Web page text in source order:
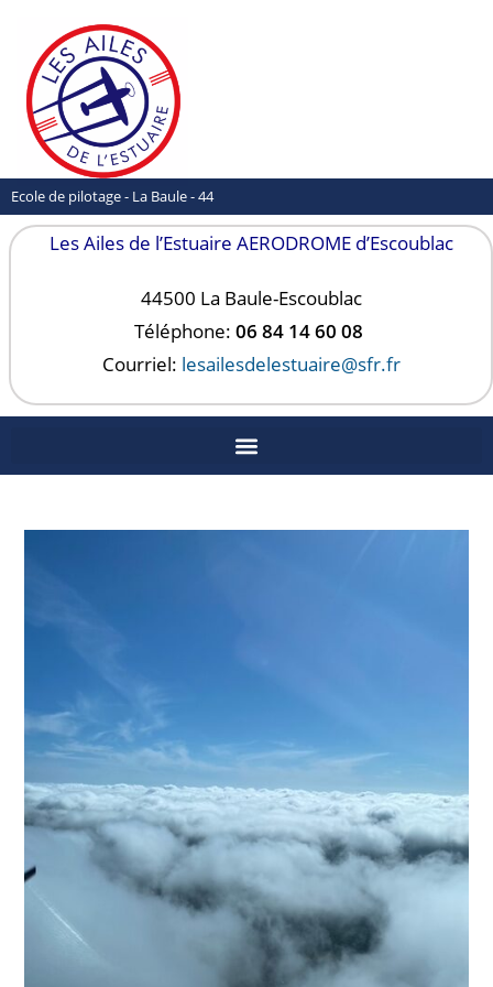
Ecole de pilotage - La Baule - 44
Les Ailes de l’Estuaire AERODROME d’Escoublac
44500 La Baule-Escoublac
Téléphone: 06 84 14 60 08
Courriel: lesailesdelestuaire@sfr.fr